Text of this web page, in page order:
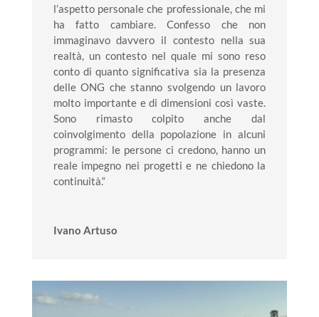
l’aspetto personale che professionale, che mi
ha fatto cambiare. Confesso che non
immaginavo davvero il contesto nella sua
realtà, un contesto nel quale mi sono reso
conto di quanto significativa sia la presenza
delle ONG che stanno svolgendo un lavoro
molto importante e di dimensioni così vaste.
Sono rimasto colpito anche dal
coinvolgimento della popolazione in alcuni
programmi: le persone ci credono, hanno un
reale impegno nei progetti e ne chiedono la
continuità.“
Ivano Artuso